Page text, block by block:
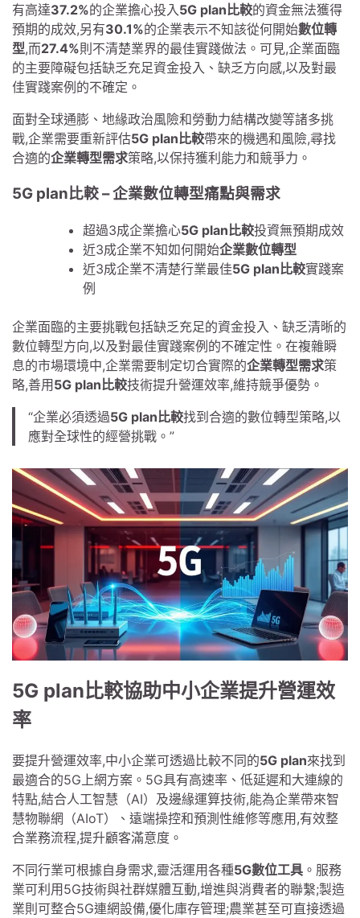
有高達37.2%的企業擔心投入5G plan比較的資金無法獲得
預期的成效,另有30.1%的企業表示不知該從何開始數位轉
型,而27.4%則不清楚業界的最佳實踐做法。可見,企業面臨
的主要障礙包括缺乏充足資金投入、缺乏方向感,以及對最
佳實踐案例的不確定。
面對全球通膨、地緣政治風險和勞動力結構改變等諸多挑
戰,企業需要重新評估5G plan比較帶來的機遇和風險,尋找
合適的企業轉型需求策略,以保持獲利能力和競爭力。
5G plan比較 – 企業數位轉型痛點與需求
超過3成企業擔心5G plan比較投資無預期成效
近3成企業不知如何開始企業數位轉型
近3成企業不清楚行業最佳5G plan比較實踐案
例
企業面臨的主要挑戰包括缺乏充足的資金投入、缺乏清晰的
數位轉型方向,以及對最佳實踐案例的不確定性。在複雜瞬
息的市場環境中,企業需要制定切合實際的企業轉型需求策
略,善用5G plan比較技術提升營運效率,維持競爭優勢。
“企業必須透過5G plan比較找到合適的數位轉型策略,以
應對全球性的經營挑戰。”
5G plan比較協助中小企業提升營運效
率
要提升營運效率,中小企業可透過比較不同的5G plan來找到
最適合的5G上網方案。5G具有高速率、低延遲和大連線的
特點,結合人工智慧（AI）及邊緣運算技術,能為企業帶來智
慧物聯網（AIoT）、遠端操控和預測性維修等應用,有效整
合業務流程,提升顧客滿意度。
不同行業可根據自身需求,靈活運用各種5G數位工具 。服務
業可利用5G技術與社群媒體互動,增進與消費者的聯繫;製造
業則可整合5G連網設備,優化庫存管理;農業甚至可直接透過